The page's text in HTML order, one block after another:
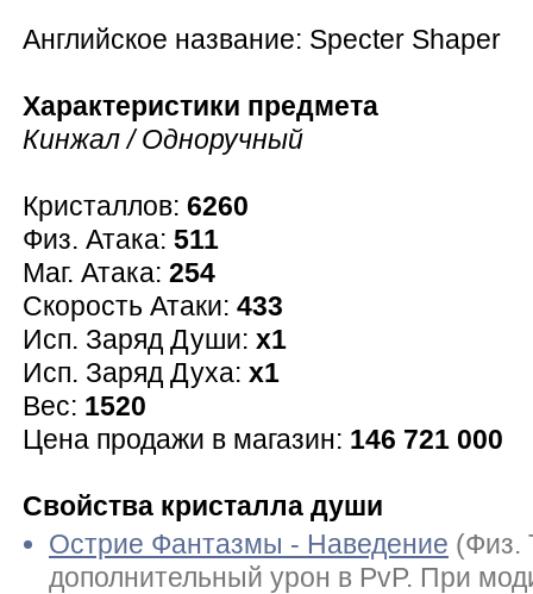
Английское название: Specter Shaper
Характеристики предмета
Кинжал / Одноручный
Кристаллов: 6260
Физ. Атака: 511
Маг. Атака: 254
Скорость Атаки: 433
Исп. Заряд Души: x1
Исп. Заряд Духа: x1
Вес: 1520
Цена продажи в магазин: 146 721 000
Свойства кристалла души
Острие Фантазмы - Наведение (Физ.
дополнительный урон в PvP. При